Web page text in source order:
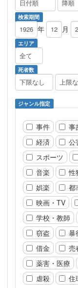
検索期間
年 月
エリア
死者数
ジャンル指定
事件 事
経済
公
スポーツ
音楽
性
娯楽
都
映画・TV
学校・教師
窃盗
暴
借金
売
薬害・医療
虐殺
住